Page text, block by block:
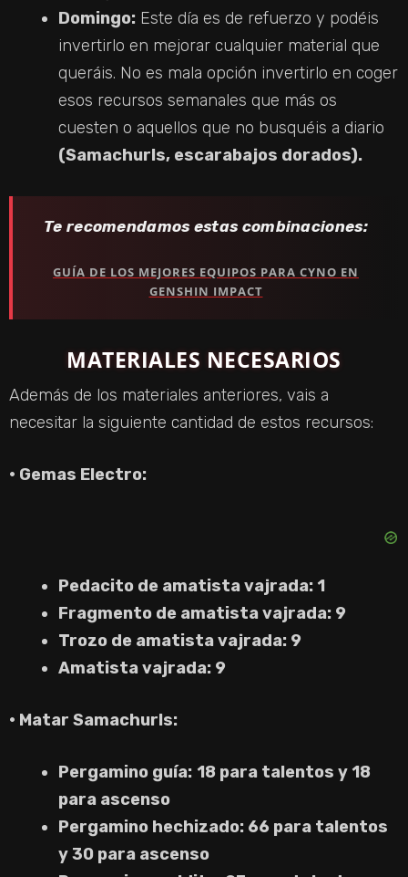
Domingo: Este día es de refuerzo y podéis
invertirlo en mejorar cualquier material que
queráis. No es mala opción invertirlo en coger
esos recursos semanales que más os
cuesten o aquellos que no busquéis a diario
(Samachurls, escarabajos dorados).
Te recomendamos estas combinaciones:
GUÍA DE LOS MEJORES EQUIPOS PARA CYNO EN
GENSHIN IMPACT
MATERIALES NECESARIOS
Además de los materiales anteriores, vais a
necesitar la siguiente cantidad de estos recursos:
· Gemas Electro:
Pedacito de amatista vajrada: 1
Fragmento de amatista vajrada: 9
Trozo de amatista vajrada: 9
Amatista vajrada: 9
· Matar Samachurls:
Pergamino guía: 18 para talentos y 18
para ascenso
Pergamino hechizado: 66 para talentos
y 30 para ascenso